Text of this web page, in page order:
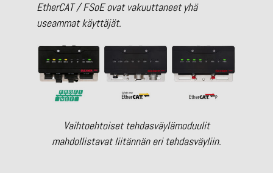
EtherCAT / FSoE ovat vakuuttaneet yhä
useammat käyttäjät.
Vaihtoehtoiset tehdasväylämoduulit
mahdollistavat liitännän eri tehdasväyliin.